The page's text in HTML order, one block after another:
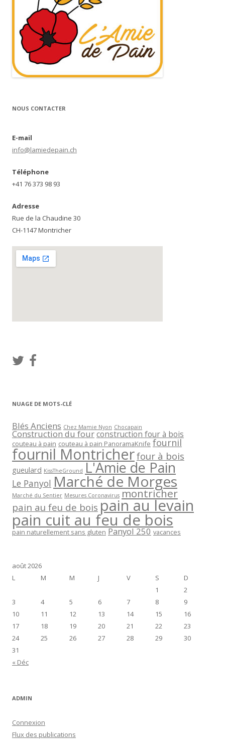
NOUS CONTACTER
E-mail
info@lamiedepain.ch
Téléphone
+41 76 373 98 93
Adresse
Rue de la Chaudine 30
CH-1147 Montricher
NUAGE DE MOTS-CLÉ
Blés Anciens Chez Mamie Nyon Chocapain
Construction du fourconstruction four à bois
couteau à pain couteau à pain PanoramaKnife fournil
fournil Montricherfour à bois
gueulard KissTheGround L'Amie de Pain
Le Panyol Marché de Morges
Marché du Sentier Mesures Coronavirus montricher
pain au feu de boispain au levain
pain cuit au feu de bois
pain naturellement sans gluten Panyol 250 vacances
août 2026
L
M M J V S
D
1
2
3
4 5 6 7 8
9
10
11 12 13 14 15
16
17
18 19 20 21 22
23
24
25 26 27 28 29
30
31
« Déc
ADMIN
Connexion
Flux des publications